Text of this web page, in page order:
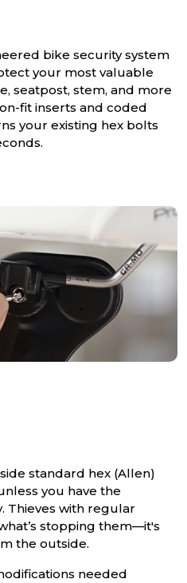
bike security system
your most valuable
seatpost, stem, and more
fit inserts and coded
your existing hex bolts
standard hex (Allen)
you have the
Thieves with regular
stopping them—it's
the outside.
needed